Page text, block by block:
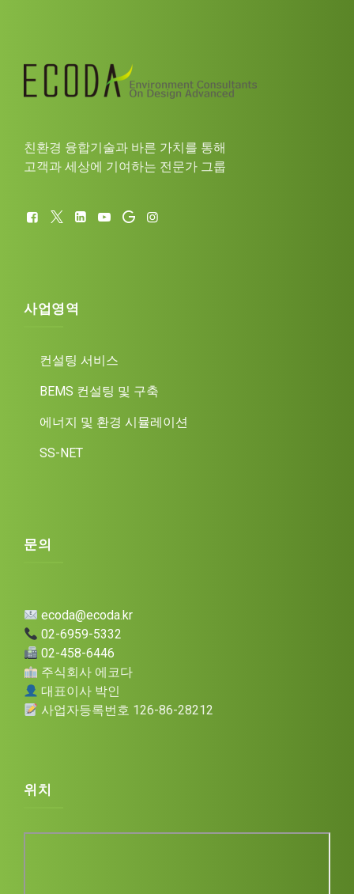
친환경 융합기술과 바른 가치를 통해
고객과 세상에 기여하는 전문가 그룹
사업영역
컨설팅 서비스
BEMS 컨설팅 및 구축
에너지 및 환경 시뮬레이션
SS-NET
문의
ecoda@ecoda.kr
02-6959-5332
02-458-6446
주식회사 에코다
대표이사 박인
사업자등록번호 126-86-28212
위치
Email*